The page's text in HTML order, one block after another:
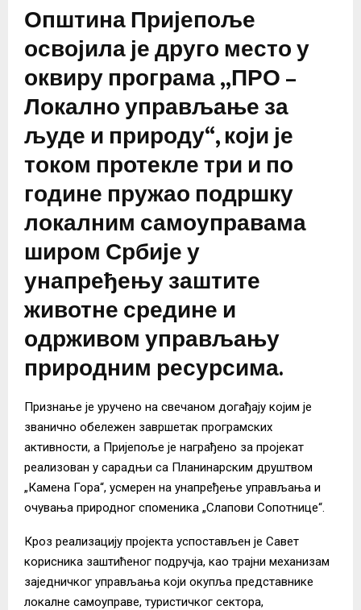
Општина Пријепоље
освојила је друго место у
оквиру програма „ПРО –
Локално управљање за
људе и природу“, који је
током протекле три и по
године пружао подршку
локалним самоуправама
широм Србије у
унапређењу заштите
животне средине и
одрживом управљању
природним ресурсима.
Признање је уручено на свечаном догађају којим је
званично обележен завршетак програмских
активности, а Пријепоље је награђено за пројекат
реализован у сарадњи са Планинарским друштвом
„Камена Гора“, усмерен на унапређење управљања и
очувања природног споменика „Слапови Сопотнице“.
Кроз реализацију пројекта успостављен је Савет
корисника заштићеног подручја, као трајни механизам
заједничког управљања који окупља представнике
локалне самоуправе, туристичког сектора,